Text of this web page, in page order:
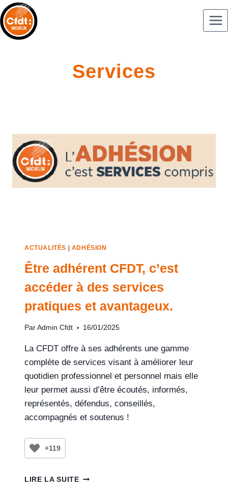
Services
ACTUALITÉS | ADHÉSION
Être adhérent CFDT, c’est
accéder à des services
pratiques et avantageux.
Par Admin Cfdt 16/01/2025
La CFDT offre à ses adhérents une gamme
complète de services visant à améliorer leur
quotidien professionnel et personnel mais elle
leur permet aussi d’être écoutés, informés,
représentés, défendus, conseillés,
accompagnés et soutenus !
+119
LIRE LA SUITE